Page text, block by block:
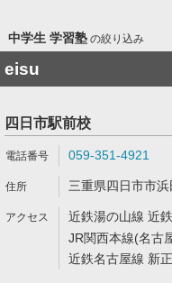
中学生 学習塾の絞り込み
eisu
四日市駅前校
059-351-4921
三重県四日市市
近鉄湯の山線 近
JR関西本線(名古
近鉄名古屋線 新